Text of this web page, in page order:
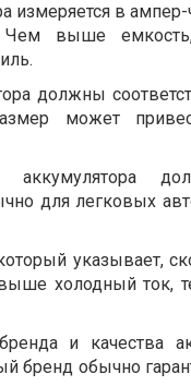
измеряется в
Чем выше
должны
может
аккумулятора
для легковых
указывает,
холодный ток,
и качества
бренд обычно